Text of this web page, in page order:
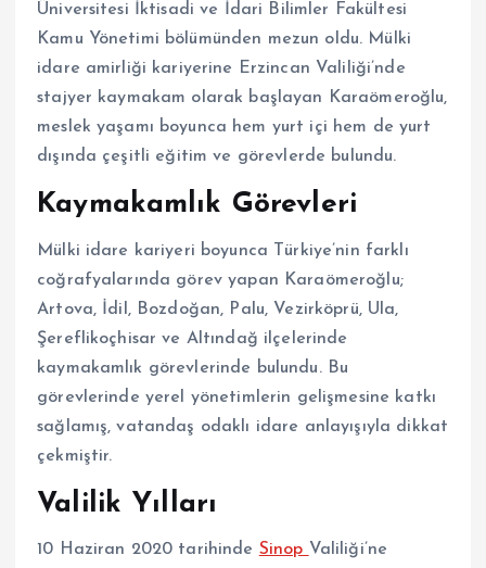
Üniversitesi İktisadi ve İdari Bilimler Fakültesi
Kamu Yönetimi bölümünden mezun oldu. Mülki
idare amirliği kariyerine Erzincan Valiliği’nde
stajyer kaymakam olarak başlayan Karaömeroğlu,
meslek yaşamı boyunca hem yurt içi hem de yurt
dışında çeşitli eğitim ve görevlerde bulundu.
Kaymakamlık Görevleri
Mülki idare kariyeri boyunca Türkiye’nin farklı
coğrafyalarında görev yapan Karaömeroğlu;
Artova, İdil, Bozdoğan, Palu, Vezirköprü, Ula,
Şereflikoçhisar ve Altındağ ilçelerinde
kaymakamlık görevlerinde bulundu. Bu
görevlerinde yerel yönetimlerin gelişmesine katkı
sağlamış, vatandaş odaklı idare anlayışıyla dikkat
çekmiştir.
Valilik Yılları
10 Haziran 2020 tarihinde Sinop Valiliği’ne